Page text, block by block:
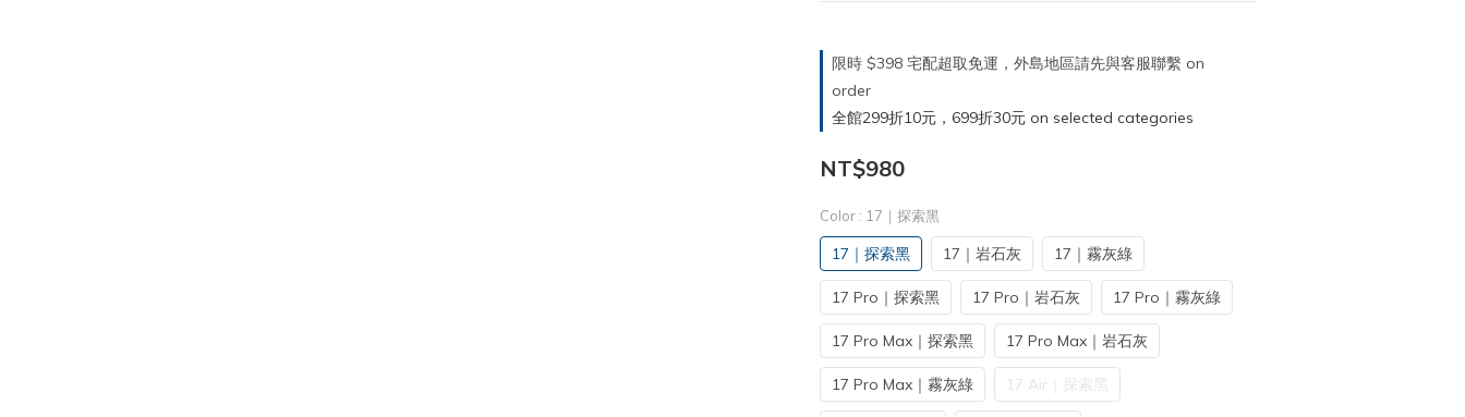
限時 $398 宅配超取免運，外島地區請先與客服聯繫 on
order
全館299折10元，699折30元 on selected categories
NT$980
Color : 17｜探索黑
17｜探索黑 17｜岩石灰 17｜霧灰綠
17 Pro｜探索黑 17 Pro｜岩石灰 17 Pro｜霧灰綠
17 Pro Max｜探索黑 17 Pro Max｜岩石灰
17 Pro Max｜霧灰綠 17 Air｜探索黑